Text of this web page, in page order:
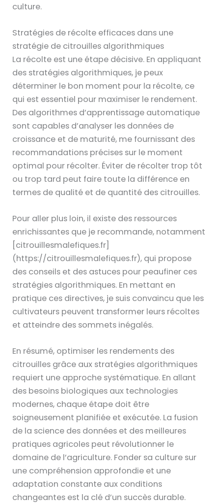
culture.
Stratégies de récolte efficaces dans une
stratégie de citrouilles algorithmiques
La récolte est une étape décisive. En appliquant
des stratégies algorithmiques, je peux
déterminer le bon moment pour la récolte, ce
qui est essentiel pour maximiser le rendement.
Des algorithmes d’apprentissage automatique
sont capables d’analyser les données de
croissance et de maturité, me fournissant des
recommandations précises sur le moment
optimal pour récolter. Éviter de récolter trop tôt
ou trop tard peut faire toute la différence en
termes de qualité et de quantité des citrouilles.
Pour aller plus loin, il existe des ressources
enrichissantes que je recommande, notamment
[citrouillesmalefiques.fr]
(https://citrouillesmalefiques.fr), qui propose
des conseils et des astuces pour peaufiner ces
stratégies algorithmiques. En mettant en
pratique ces directives, je suis convaincu que les
cultivateurs peuvent transformer leurs récoltes
et atteindre des sommets inégalés.
En résumé, optimiser les rendements des
citrouilles grâce aux stratégies algorithmiques
requiert une approche systématique. En allant
des besoins biologiques aux technologies
modernes, chaque étape doit être
soigneusement planifiée et exécutée. La fusion
de la science des données et des meilleures
pratiques agricoles peut révolutionner le
domaine de l’agriculture. Fonder sa culture sur
une compréhension approfondie et une
adaptation constante aux conditions
changeantes est la clé d’un succès durable.